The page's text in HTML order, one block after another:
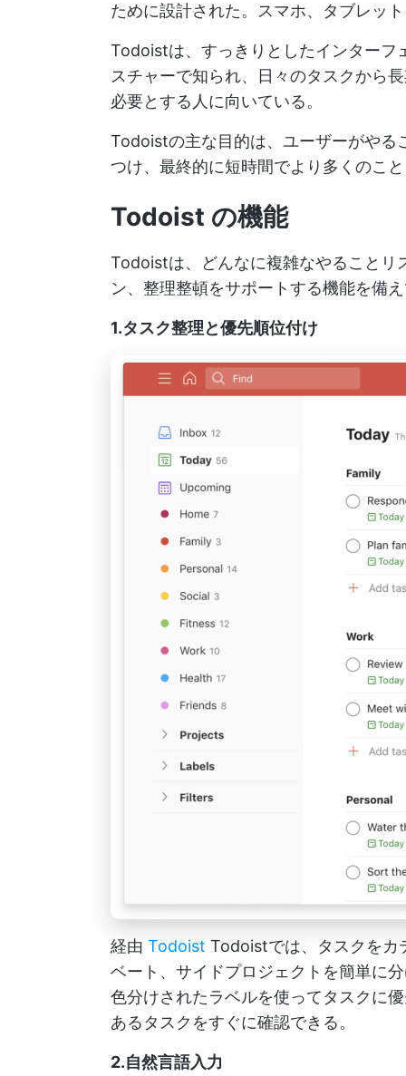
ために設計された。スマホ、タブレッ
Todoistは、すっきりとしたインターフ
スチャーで知られ、日々のタスクから
必要とする人に向いている。
Todoistの主な目的は、ユーザーがやる
つけ、最終的に短時間でより多くのこ
Todoist の機能
Todoistは、どんなに複雑なやることリ
ン、整理整頓をサポートする機能を備
1.タスク整理と優先順位付け
経由 Todoist Todoistでは、タスクをカ
ベート、サイドプロジェクトを簡単に
色分けされたラベルを使ってタスクに
あるタスクをすぐに確認できる。
2.自然言語入力